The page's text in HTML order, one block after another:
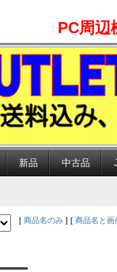
PC周辺
新品 中古品
[ 商品名のみ ] [ 商品名と画